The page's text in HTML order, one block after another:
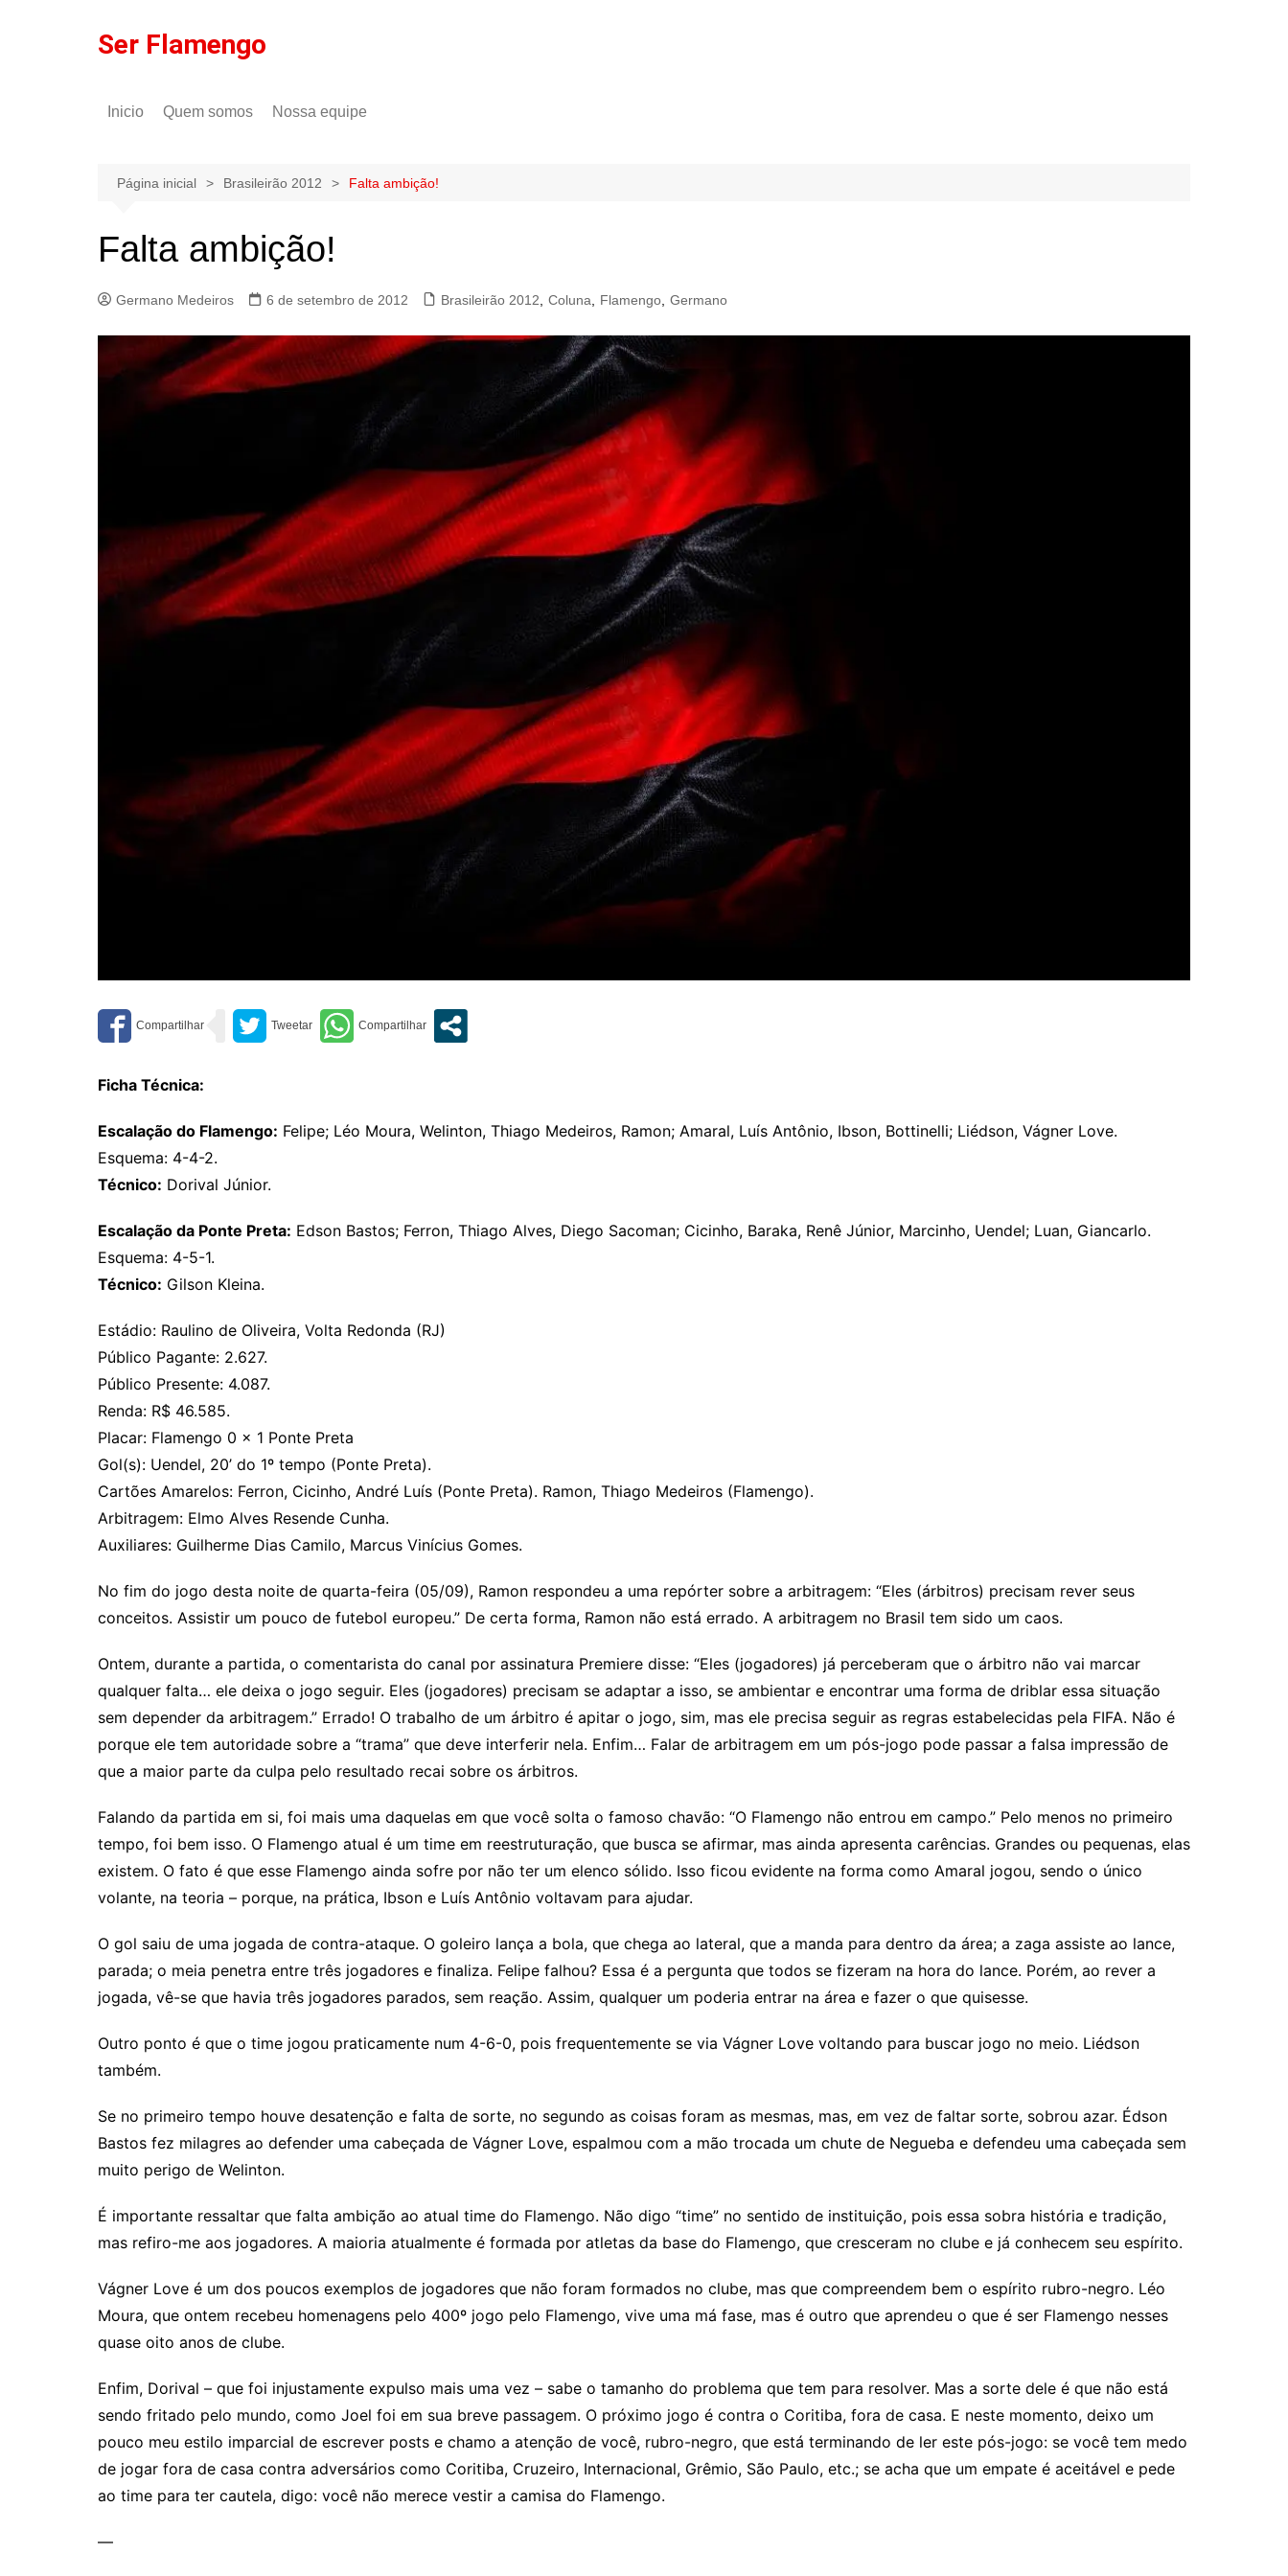
Ser Flamengo
Inicio Quem somos
Política de privacidade
Nossa equipe
Gilson Lima
Página inicial Brasileirão 2012 Falta ambição!
Falta ambição!
Germano Medeiros 6 de setembro de 2012 Brasileirão 2012 Coluna Flamengo Germano
Ficha Técnica:
Escalação do Flamengo: Felipe; Léo Moura, Welinton, Thiago Medeiros, Ramon; Amaral, Luís Antônio, Ibson, Bottinelli; Liédson, Vágner Love.
Esquema: 4-4-2.
Técnico: Dorival Júnior.
Escalação da Ponte Preta: Edson Bastos; Ferron, Thiago Alves, Diego Sacoman; Cicinho, Baraka, Renê Júnior, Marcinho, Uendel; Luan, Giancarlo.
Esquema: 4-5-1.
Técnico: Gilson Kleina.
Estádio: Raulino de Oliveira, Volta Redonda (RJ)
Público Pagante: 2.627.
Público Presente: 4.087.
Renda: R$ 46.585.
Placar: Flamengo 0 x 1 Ponte Preta
Gol(s): Uendel, 20’ do 1º tempo (Ponte Preta).
Cartões Amarelos: Ferron, Cicinho, André Luís (Ponte Preta). Ramon, Thiago Medeiros (Flamengo).
Arbitragem: Elmo Alves Resende Cunha.
Auxiliares: Guilherme Dias Camilo, Marcus Vinícius Gomes.
No fim do jogo desta noite de quarta-feira (05/09), Ramon respondeu a uma repórter sobre a arbitragem: “Eles (árbitros) precisam rever seus
conceitos. Assistir um pouco de futebol europeu.” De certa forma, Ramon não está errado. A arbitragem no Brasil tem sido um caos.
Ontem, durante a partida, o comentarista do canal por assinatura Premiere disse: “Eles (jogadores) já perceberam que o árbitro não vai marcar
qualquer falta… ele deixa o jogo seguir. Eles (jogadores) precisam se adaptar a isso, se ambientar e encontrar uma forma de driblar essa situação
sem depender da arbitragem.” Errado! O trabalho de um árbitro é apitar o jogo, sim, mas ele precisa seguir as regras estabelecidas pela FIFA. Não é
porque ele tem autoridade sobre a “trama” que deve interferir nela. Enfim… Falar de arbitragem em um pós-jogo pode passar a falsa impressão de
que a maior parte da culpa pelo resultado recai sobre os árbitros.
Falando da partida em si, foi mais uma daquelas em que você solta o famoso chavão: “O Flamengo não entrou em campo.” Pelo menos no primeiro
tempo, foi bem isso. O Flamengo atual é um time em reestruturação, que busca se afirmar, mas ainda apresenta carências. Grandes ou pequenas, elas
existem. O fato é que esse Flamengo ainda sofre por não ter um elenco sólido. Isso ficou evidente na forma como Amaral jogou, sendo o único
volante, na teoria – porque, na prática, Ibson e Luís Antônio voltavam para ajudar.
O gol saiu de uma jogada de contra-ataque. O goleiro lança a bola, que chega ao lateral, que a manda para dentro da área; a zaga assiste ao lance,
parada; o meia penetra entre três jogadores e finaliza. Felipe falhou? Essa é a pergunta que todos se fizeram na hora do lance. Porém, ao rever a
jogada, vê-se que havia três jogadores parados, sem reação. Assim, qualquer um poderia entrar na área e fazer o que quisesse.
Outro ponto é que o time jogou praticamente num 4-6-0, pois frequentemente se via Vágner Love voltando para buscar jogo no meio. Liédson
também.
Se no primeiro tempo houve desatenção e falta de sorte, no segundo as coisas foram as mesmas, mas, em vez de faltar sorte, sobrou azar. Édson
Bastos fez milagres ao defender uma cabeçada de Vágner Love, espalmou com a mão trocada um chute de Negueba e defendeu uma cabeçada sem
muito perigo de Welinton.
É importante ressaltar que falta ambição ao atual time do Flamengo. Não digo “time” no sentido de instituição, pois essa sobra história e tradição,
mas refiro-me aos jogadores. A maioria atualmente é formada por atletas da base do Flamengo, que cresceram no clube e já conhecem seu espírito.
Vágner Love é um dos poucos exemplos de jogadores que não foram formados no clube, mas que compreendem bem o espírito rubro-negro. Léo
Moura, que ontem recebeu homenagens pelo 400º jogo pelo Flamengo, vive uma má fase, mas é outro que aprendeu o que é ser Flamengo nesses
quase oito anos de clube.
Enfim, Dorival – que foi injustamente expulso mais uma vez – sabe o tamanho do problema que tem para resolver. Mas a sorte dele é que não está
sendo fritado pelo mundo, como Joel foi em sua breve passagem. O próximo jogo é contra o Coritiba, fora de casa. E neste momento, deixo um
pouco meu estilo imparcial de escrever posts e chamo a atenção de você, rubro-negro, que está terminando de ler este pós-jogo: se você tem medo
de jogar fora de casa contra adversários como Coritiba, Cruzeiro, Internacional, Grêmio, São Paulo, etc.; se acha que um empate é aceitável e pede
ao time para ter cautela, digo: você não merece vestir a camisa do Flamengo.
—